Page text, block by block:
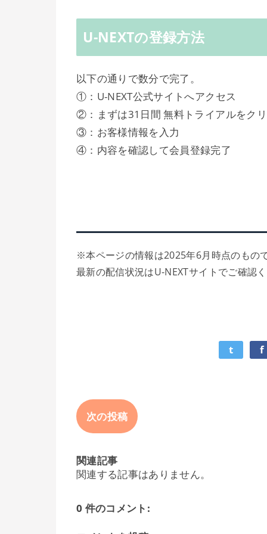
U-NEXTの登録方法
以下の通りで数分で完了。
①：U-NEXT公式サイトへアクセス
②：まずは31日間 無料トライアルをク
③：お客様情報を入力
④：内容を確認して会員登録完了
※本ページの情報は2025年6月時点のもので
最新の配信状況はU-NEXTサイトでご確認
t f
次の投稿
関連記事
関連する記事はありません。
0 件のコメント: